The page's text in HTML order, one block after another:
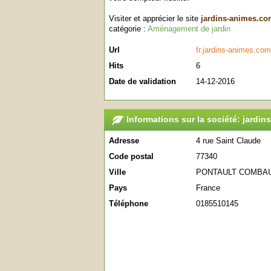
Visiter et apprécier le site jardins-
catégorie : Aménagement de jardin
Url
fr.jardins-animes.com
Hits
6
Date de validation
14-12-2016
Informations sur la société:
Adresse
4 rue Saint Claude
Code postal
77340
Ville
PONTAULT
Pays
France
Téléphone
0185510145